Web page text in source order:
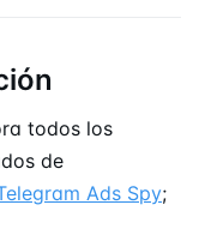
todos los
de
Ads Spy;